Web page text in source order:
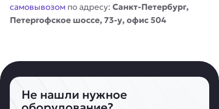
самовывозом по адресу: Санкт-Петербург,
Петергофское шоссе, 73-у, офис 504
Не нашли нужное